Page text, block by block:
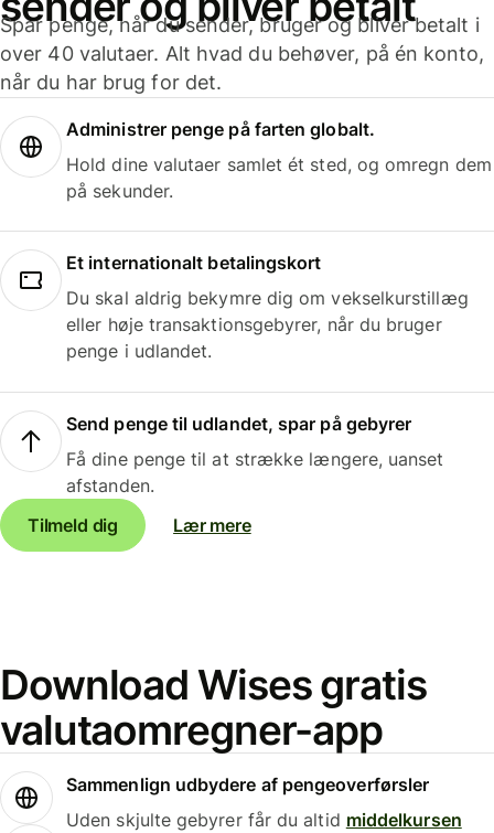
Spar penge, når du sender, bruger og bliver betalt i
over 40 valutaer. Alt hvad du behøver, på én konto,
når du har brug for det.
Administrer penge på farten globalt.
Hold dine valutaer samlet ét sted, og omregn dem
på sekunder.
Et internationalt betalingskort
Du skal aldrig bekymre dig om vekselkurstillæg
eller høje transaktionsgebyrer, når du bruger
penge i udlandet.
Send penge til udlandet, spar på gebyrer
Få dine penge til at strække længere, uanset
afstanden.
Tilmeld dig
Lær mere
Download Wises gratis
valutaomregner-app
Sammenlign udbydere af pengeoverførsler
Uden skjulte gebyrer får du altid middelkursen